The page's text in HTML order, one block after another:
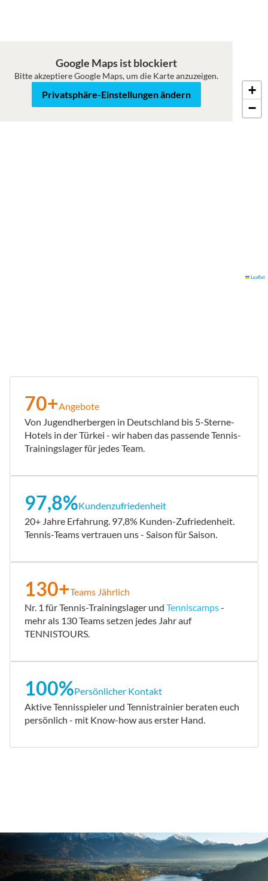
Karte Satellit
+
−
Leaflet
Google Maps ist blockiert
Bitte akzeptiere Google Maps, um die Karte anzuzeigen.
Privatsphäre-Einstellungen ändern
70+Angebote
Von Jugendherbergen in Deutschland bis 5-Sterne-
Hotels in der Türkei - wir haben das passende Tennis-
Trainingslager für jedes Team.
97,8%Kundenzufriedenheit
20+ Jahre Erfahrung. 97,8% Kunden-Zufriedenheit.
Tennis-Teams vertrauen uns - Saison für Saison.
130+Teams Jährlich
Nr. 1 für Tennis-Trainingslager und Tenniscamps-
mehr als 130 Teams setzen jedes Jahr auf
TENNISTOURS.
100%Persönlicher Kontakt
Aktive Tennisspieler und Tennistrainier beraten euch
persönlich - mit Know-how aus erster Hand.